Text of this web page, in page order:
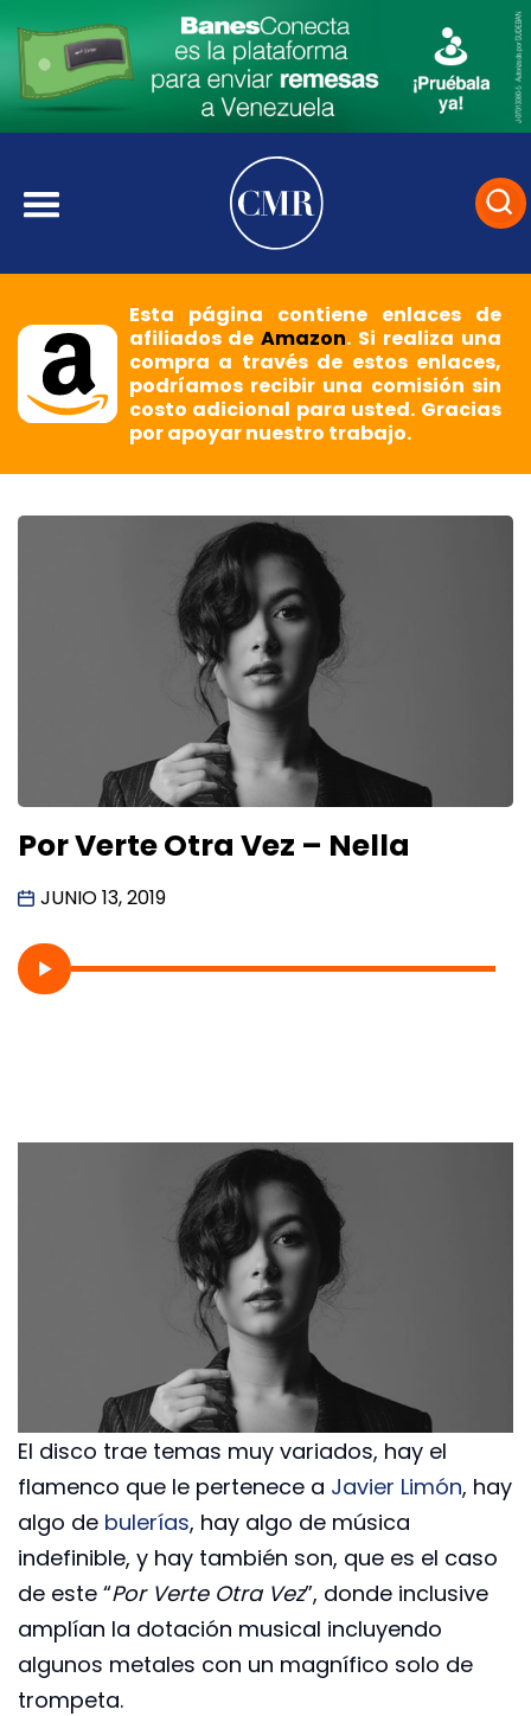
Esta página contiene enlaces de
afiliados deAmazon. Si realiza una
compra a través de estos enlaces,
podríamos recibir una comisión sin
costo adicional para usted. Gracias
por apoyar nuestro trabajo.
Por Verte Otra Vez – Nella
JUNIO 13, 2019
El disco trae temas muy variados, hay el
flamenco que le pertenece a Javier Limón, hay
algo de bulerías, hay algo de música
indefinible, y hay también son, que es el caso
de este “Por Verte Otra Vez”, donde inclusive
amplían la dotación musical incluyendo
algunos metales con un magnífico solo de
trompeta.